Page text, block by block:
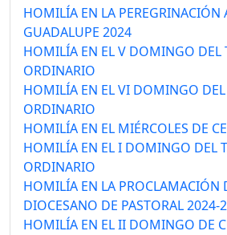
HOMILÍA EN LA PEREGRINACIÓN
GUADALUPE 2024
HOMILÍA EN EL V DOMINGO DEL
ORDINARIO
HOMILÍA EN EL VI DOMINGO
ORDINARIO
HOMILÍA EN EL MIÉRCOLES DE
HOMILÍA EN EL I DOMINGO DEL
ORDINARIO
HOMILÍA EN LA PROCLAMACIÓN
DIOCESANO DE PASTORAL 2024-
HOMILÍA EN EL II DOMINGO DE